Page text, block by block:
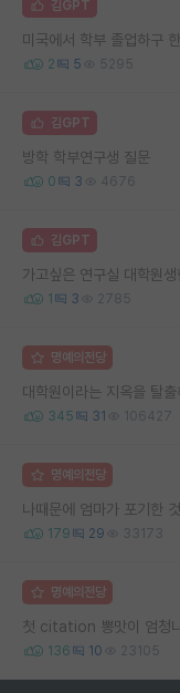
김GPT
미국에서 학부 졸업하구
2 5 5295
김GPT
방학 학부연구생 질문
0 3 4676
김GPT
가고싶은 연구실 대학원
1 3 2785
명예의전당
대학원이라는 지옥을 탈
345 31 106427
명예의전당
나때문에 엄마가 포기한
179 29 33173
명예의전당
첫 citation 뽕맛이 엄청나
136 10 23105